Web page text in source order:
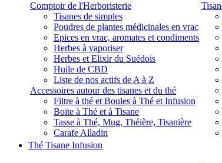
Comptoir de l'Herboristerie
Tisanes de simples
Poudres de plantes médicinales en vrac
Epices en vrac, aromates et condiments
Herbes à vaporiser
Herbes et Elixir du Suédois
Huile de CBD
Liste de nos actifs de A à Z
Accessoires autour des tisanes et du thé
Filtre à thé et Boules à Thé et Infusion
Boite à Thé et à Tisane
Tasse à Thé, Mug, Théière, Tisanière
Carafe Alladin
Thé Tisane Infusion